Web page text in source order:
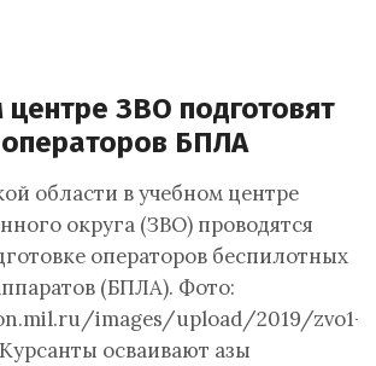
центре ЗВО подготовят
БПЛА
области в учебном центре
округа (ЗВО) проводятся
операторов беспилотных
(БПЛА). Фото:
images/upload/2019/zvo1-
осваивают азы